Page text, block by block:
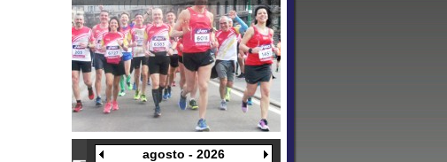
agosto - 2026